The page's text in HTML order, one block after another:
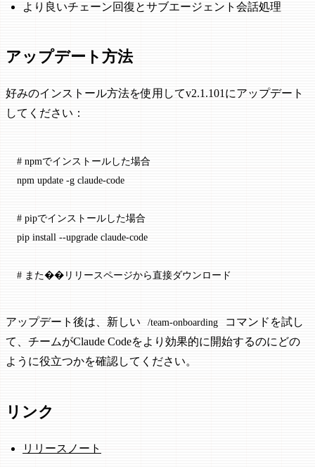
より良いチェーン回復とサブエージェント会話処理
アップデート方法
好みのインストール方法を使用してv2.1.101にアップデート
してください：
# npmでインストールした場合
npm update -g claude-code
# pipでインストールした場合
pip install --upgrade claude-code
# また��リリースページから直接ダウンロード
アップデート後は、新しい /team-onboarding
コマンドを試し
て、チームがClaude Codeをより効果的に開始するのにどの
ように役立つかを確認してください。
リンク
リリースノート